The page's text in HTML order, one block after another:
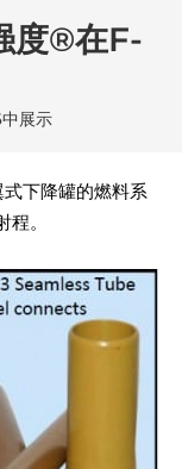
度®在F-
展示
下降罐的燃料系
。